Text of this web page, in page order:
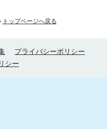
トップページへ戻る
プライバシーポリシー
シー